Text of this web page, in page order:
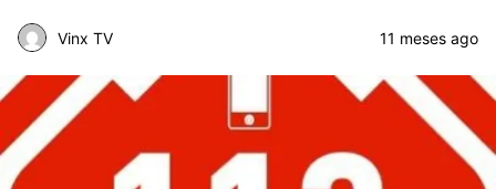
Vinx TV 11 meses ago